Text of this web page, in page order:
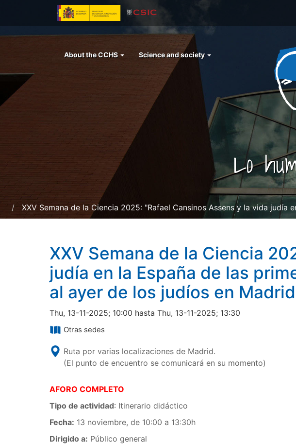
Menu
About the CCHS Science and society
Lo
XXV Semana de la Ciencia 2025: "Rafael Cansinos Assens y la vida
XXV Semana de la Ciencia
judía en la España de las
al ayer de los judíos en
Thu, 13-11-2025; 10:00 hasta Thu, 13-11-2025; 13:30
Otras sedes
Ruta por varias localizaciones de Madrid.
(El punto de encuentro se comunicará en su momento)
AFORO COMPLETO
Tipo de actividad: Itinerario didáctico
Fecha: 13 noviembre, de 10:00 a 13:30h
Dirigido a: Público general